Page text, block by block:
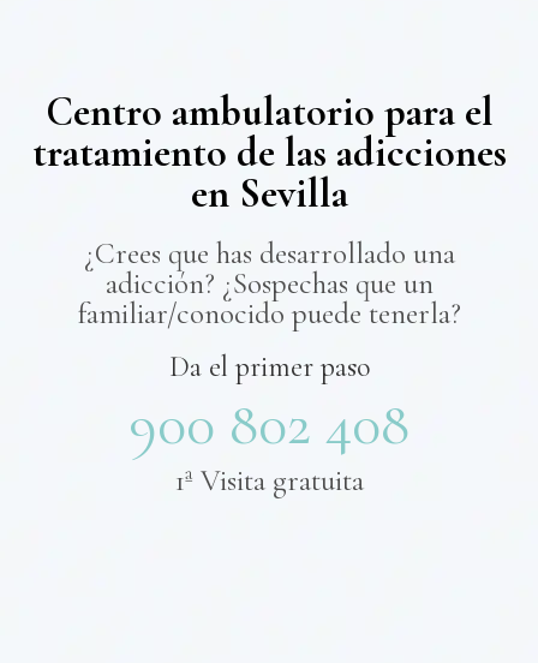
Centro ambulatorio para el
tratamiento de las adicciones
en Sevilla
¿Crees que has desarrollado una
adicción? ¿Sospechas que un
familiar/conocido puede tenerla?
Da el primer paso
900 802 408
1ª Visita gratuita